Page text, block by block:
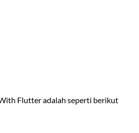
Flutter adalah seperti berikut